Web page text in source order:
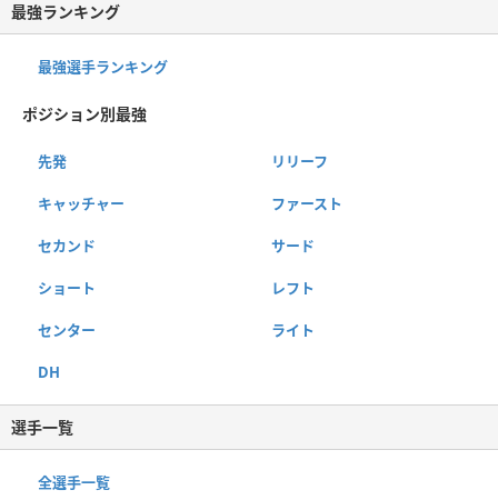
最強ランキング
最強選手ランキング
ポジション別最強
先発 リリーフ
キャッチャー ファースト
セカンド サード
ショート レフト
センター ライト
DH
選手一覧
全選手一覧